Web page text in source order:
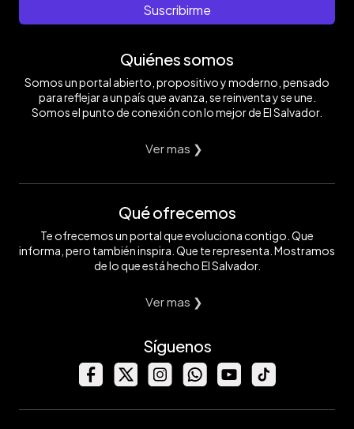
Suscribirme
Quiénes somos
Somos un portal abierto, propositivo y moderno, pensado
para reflejar a un país que avanza, se reinventa y se une.
Somos el punto de conexión con lo mejor de El Salvador.
Ver mas ❯
Qué ofrecemos
Te ofrecemos un portal que evoluciona contigo. Que
informa, pero también inspira. Que te representa. Mostramos
de lo que está hecho El Salvador.
Ver mas ❯
Síguenos